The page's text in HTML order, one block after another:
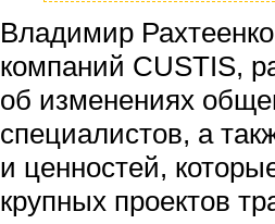
Владимир
компаний CUSTIS,
об изменениях
специалистов, а
и ценностей,
крупных проектов